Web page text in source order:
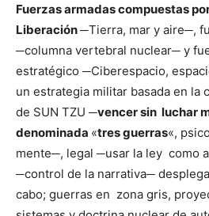
Fuerzas armadas compuestas
Liberación─Tierra, mar y aire─,
─columna vertebral nuclear─ y
estratégico ─Ciberespacio,
un estrategia militar basada en la
de SUN TZU ─vencer sin luchar
denominada «tres guerras«,
mente─, legal ─usar la ley como
─control de la narrativa─
cabo; guerras en zona gris,